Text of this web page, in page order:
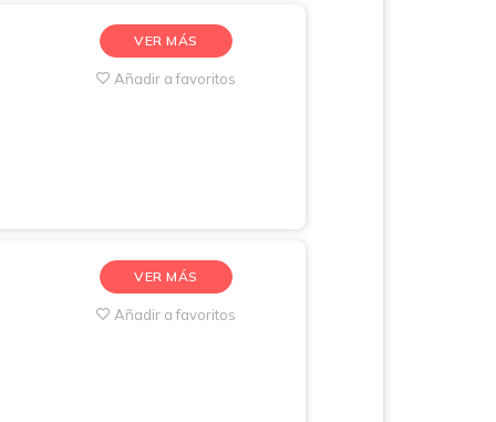
VER MÁS
Añadir a favoritos
VER MÁS
Añadir a favoritos